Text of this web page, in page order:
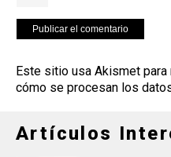
Este sitio usa Akismet para
cómo se procesan los
Artículos